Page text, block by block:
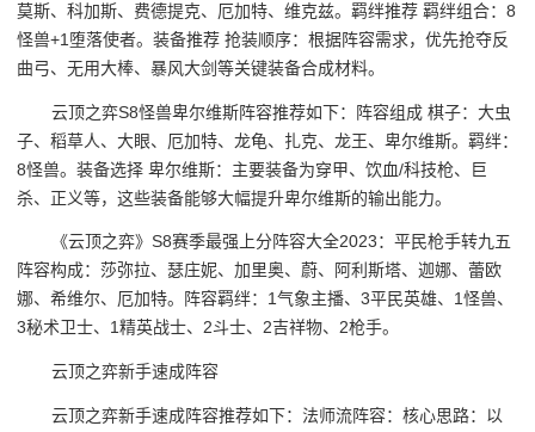
莫斯、科加斯、费德提克、厄加特、维克兹。羁绊推荐 羁绊组合：8
怪兽+1堕落使者。装备推荐 抢装顺序：根据阵容需求，优先抢夺反
曲弓、无用大棒、暴风大剑等关键装备合成材料。
云顶之弈S8怪兽卑尔维斯阵容推荐如下：阵容组成 棋子：大虫
子、稻草人、大眼、厄加特、龙龟、扎克、龙王、卑尔维斯。羁绊：
8怪兽。装备选择 卑尔维斯：主要装备为穿甲、饮血/科技枪、巨
杀、正义等，这些装备能够大幅提升卑尔维斯的输出能力。
《云顶之弈》S8赛季最强上分阵容大全2023：平民枪手转九五
阵容构成：莎弥拉、瑟庄妮、加里奥、蔚、阿利斯塔、迦娜、蕾欧
娜、希维尔、厄加特。阵容羁绊：1气象主播、3平民英雄、1怪兽、
3秘术卫士、1精英战士、2斗士、2吉祥物、2枪手。
云顶之弈新手速成阵容
云顶之弈新手速成阵容推荐如下：法师流阵容：核心思路：以